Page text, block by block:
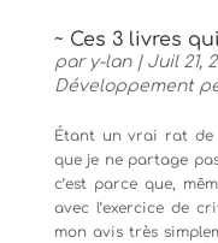
~ Ces 3 livres
par y-lan| Juil 21,
Développement
Étant un vrai rat de
que je ne partage
c’est parce que,
avec l’exercice de
mon avis très